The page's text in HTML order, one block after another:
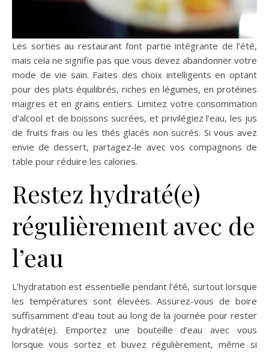
Les sorties au restaurant font partie intégrante de l’été,
mais cela ne signifie pas que vous devez abandonner votre
mode de vie sain. Faites des choix intelligents en optant
pour des plats équilibrés, riches en légumes, en protéines
maigres et en grains entiers. Limitez votre consommation
d’alcool et de boissons sucrées, et privilégiez l’eau, les jus
de fruits frais ou les thés glacés non sucrés. Si vous avez
envie de dessert, partagez-le avec vos compagnons de
table pour réduire les calories.
Restez hydraté(e)
régulièrement avec de
l’eau
L’hydratation est essentielle pendant l’été, surtout lorsque
les températures sont élevées. Assurez-vous de boire
suffisamment d’eau tout au long de la journée pour rester
hydraté(e). Emportez une bouteille d’eau avec vous
lorsque vous sortez et buvez régulièrement, même si